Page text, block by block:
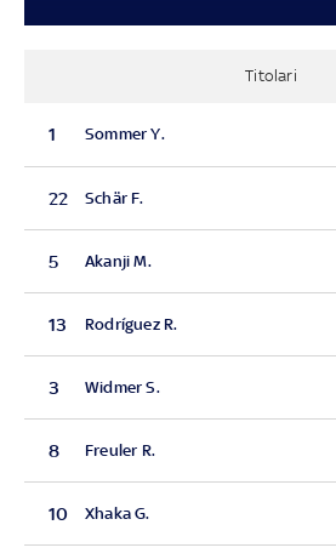
Titolari
1 Sommer Y.
22 Schär F.
5 Akanji M.
13 Rodríguez R.
3 Widmer S.
8 Freuler R.
10 Xhaka G.